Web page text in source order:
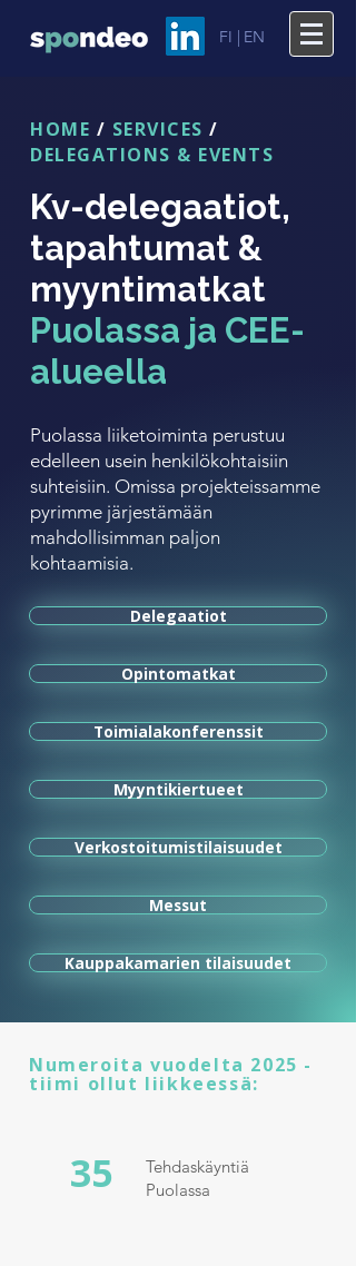
FI | EN
HOME / SERVICES /
DELEGATIONS & EVENTS
Kv-delegaatiot,
tapahtumat &
myyntimatkat
Puolassa ja CEE-
alueella
Puolassa liiketoiminta perustuu
edelleen usein henkilökohtaisiin
suhteisiin. Omissa projekteissamme
pyrimme järjestämään
mahdollisimman paljon
kohtaamisia.
Delegaatiot
Opintomatkat
Toimialakonferenssit
Myyntikiertueet
Verkostoitumistilaisuudet
Messut
Kauppakamarien tilaisuudet
Numeroita vuodelta 2025 -
tiimi ollut liikkeessä:
35
Tehdaskäyntiä
Puolassa